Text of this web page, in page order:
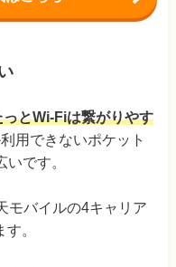
とWi-Fiは繋がりやす
用できないポケット
です。
モバイルの4キャリア
。